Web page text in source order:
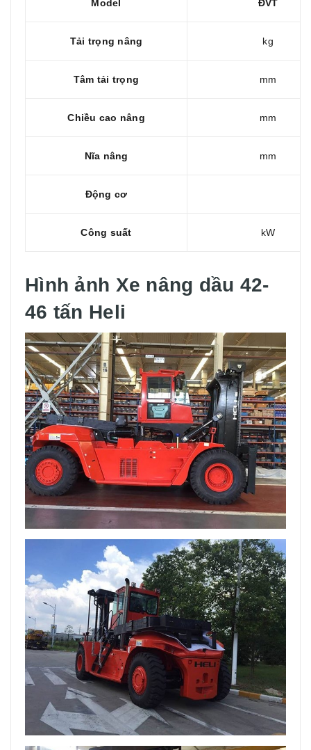
Model ĐVT
Tải trọng nâng kg
Tâm tải trọng mm
Chiều cao nâng mm
Nĩa nâng mm
Động cơ
Công suất kW
Hình ảnh Xe nâng dầu 42-
46 tấn Heli